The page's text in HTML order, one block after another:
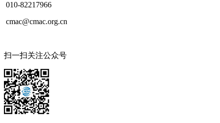
010-82217966
cmac@cmac.org.cn
扫一扫关注公众号